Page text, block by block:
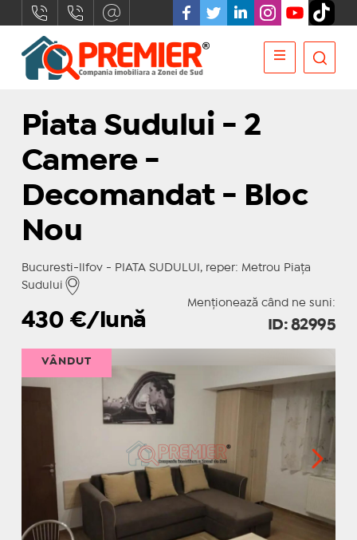
Piata Sudului - 2
Camere -
Decomandat - Bloc
Nou
Bucuresti-Ilfov - PIATA SUDULUI, reper: Metrou Piața
Sudului
Menționează când ne suni:
430 €/lună ID: 82995
VÂNDUT